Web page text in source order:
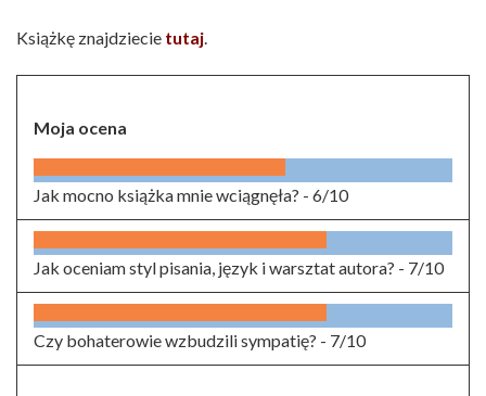
Książkę znajdziecie tutaj.
Moja ocena
Jak mocno książka mnie wciągnęła? - 6/10
Jak oceniam styl pisania, język i warsztat autora? - 7/10
Czy bohaterowie wzbudzili sympatię? - 7/10